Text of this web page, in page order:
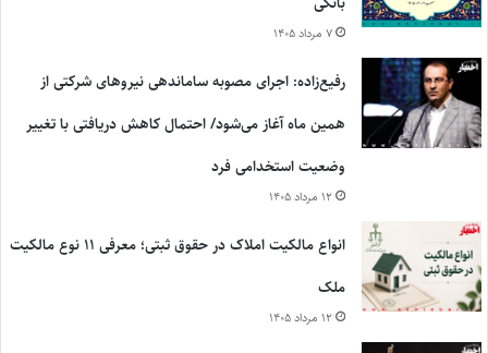
۷ مرداد ۱۴۰۵
رفیع‌زاده: اجرای مصوبه ساماندهی نیروهای شرکتی از
همین ماه آغاز می‌شود/ احتمال کاهش دریافتی با تغییر
وضعیت استخدامی فرد
۱۲ مرداد ۱۴۰۵
انواع مالکیت املاک در حقوق ثبتی؛ معرفی ۱۱ نوع مالکیت
ملک
۱۲ مرداد ۱۴۰۵